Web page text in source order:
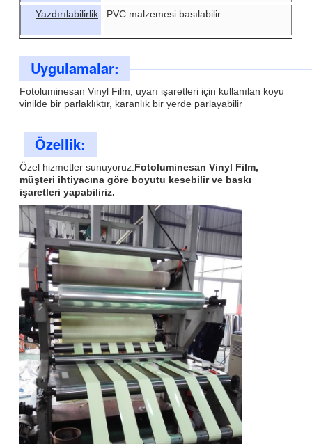
Yazdırılabilirlik PVC malzemesi basılabilir.
Uygulamalar:
Fotoluminesan Vinyl Film, uyarı işaretleri için kullanılan koyu
vinilde bir parlaklıktır, karanlık bir yerde parlayabilir
Özellik:
Özel hizmetler sunuyoruz. Fotoluminesan Vinyl Film,
müşteri ihtiyacına göre boyutu kesebilir ve baskı
işaretleri yapabiliriz.